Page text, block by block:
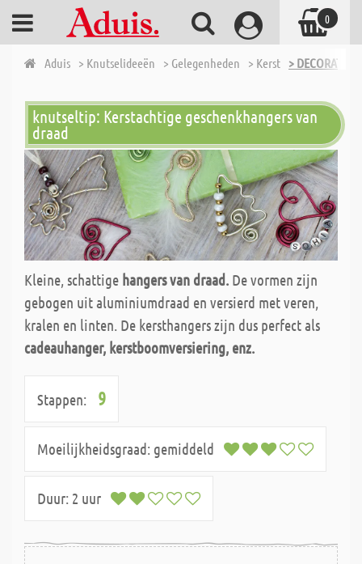
Aduis > Knutselideeën > Gelegenheden > Kerst >
knutseltip: Kerstachtige geschenkhangers van
draad
Kleine, schattige hangers van draad. De vormen zijn
gebogen uit aluminiumdraad en versierd met veren,
kralen en linten. De kersthangers zijn dus perfect als
cadeauhanger, kerstboomversiering, enz.
Stappen: 9
Moeilijkheidsgraad: gemiddeld
Duur: 2 uur
0